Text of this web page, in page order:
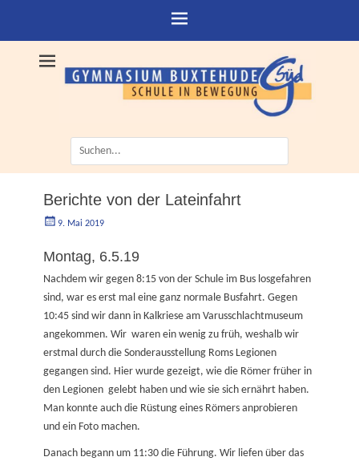
Suche
nach:
Berichte von der Lateinfahrt
Geschrieben
9. Mai 2019
Montag, 6.5.19
Nachdem wir gegen 8:15 von der Schule im Bus losgefahren
sind, war es erst mal eine ganz normale Busfahrt. Gegen
10:45 sind wir dann in Kalkriese am Varusschlachtmuseum
angekommen. Wir waren ein wenig zu früh, weshalb wir
erstmal durch die Sonderausstellung Roms Legionen
gegangen sind. Hier wurde gezeigt, wie die Römer früher in
den Legionen gelebt haben und wie sie sich ernährt haben.
Man konnte auch die Rüstung eines Römers anprobieren
und ein Foto machen.
Danach begann um 11:30 die Führung. Wir liefen über das